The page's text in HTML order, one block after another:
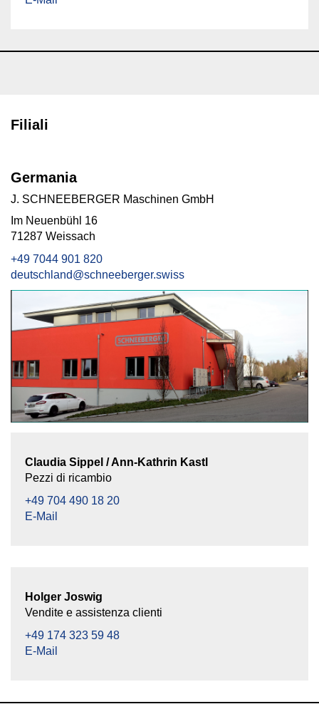
Filiali
Germania
J. SCHNEEBERGER Maschinen GmbH
Im Neuenbühl 16
71287 Weissach
+49 7044 901 820
deutschland@schneeberger.swiss
Claudia Sippel / Ann-Kathrin Kastl
Pezzi di ricambio
+49 704 490 18 20
E-Mail
Holger Joswig
Vendite e assistenza clienti
+49 174 323 59 48
E-Mail